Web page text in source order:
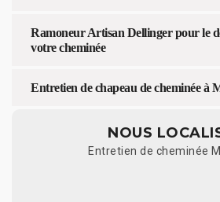
Ramoneur Artisan Dellinger pour le
votre cheminée
Entretien de chapeau de cheminée à
NOUS
Entretien de cheminée